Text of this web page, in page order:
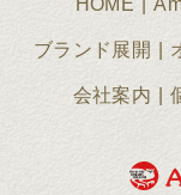
ブランド展開
会社案内